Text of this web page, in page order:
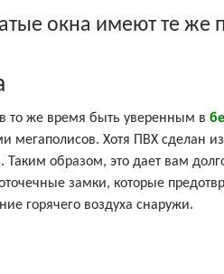
окна имеют те же
то же время быть уверенным в
Хотя ПВХ сделан из
образом, это дает вам
замки, которые
горячего воздуха снаружи.